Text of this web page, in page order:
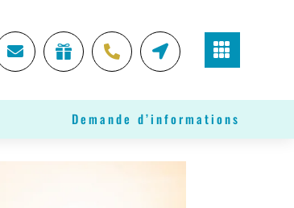
    
Demande d’informations